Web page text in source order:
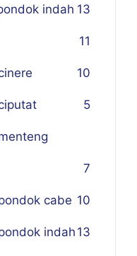
indah 13
11
10
5
7
cabe 10
indah13